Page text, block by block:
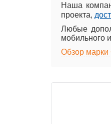
Наша
проекта,
Любые
мобильного
Обзор марки